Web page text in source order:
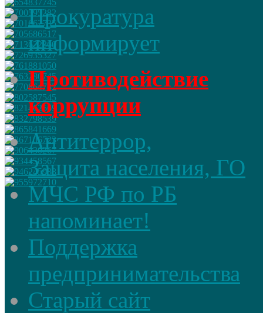
Прокуратура
информирует
Противодействие
коррупции
Антитеррор,
Защита населения, ГО
МЧС РФ по РБ
напоминает!
Поддержка
предпринимательства
Старый сайт